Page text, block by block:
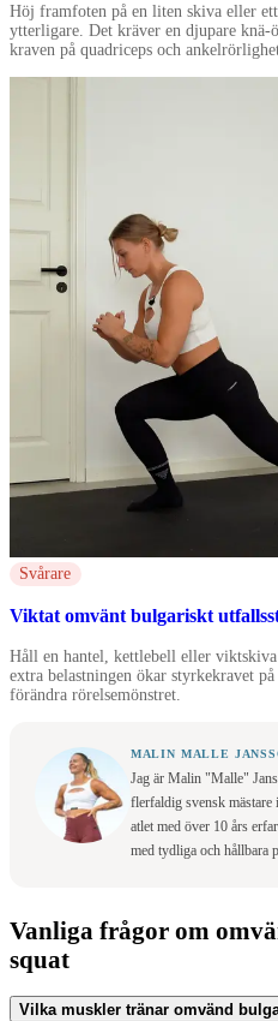
Höj framfoten på en liten skiva eller
ytterligare. Det kräver en djupare knä-
kraven på quadriceps och
Svårare
Viktat omvänt bulgariskt
Håll en hantel, kettlebell eller
extra belastningen ökar styrkekravet
förändra rörelsemönstret.
MALIN MALLE
Jag är Malin "Malle"
flerfaldig svensk mästare
atlet med över 10 års
med tydliga och hållbara
Vanliga frågor om
squat
Vilka muskler tränar omvänd